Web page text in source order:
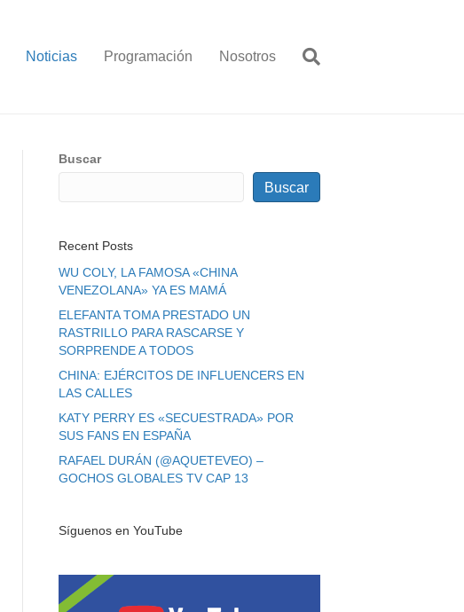
Noticias Programación Nosotros
Buscar
Buscar
Recent Posts
WU COLY, LA FAMOSA «CHINA
VENEZOLANA» YA ES MAMÁ
ELEFANTA TOMA PRESTADO UN
RASTRILLO PARA RASCARSE Y
SORPRENDE A TODOS
CHINA: EJÉRCITOS DE INFLUENCERS EN
LAS CALLES
KATY PERRY ES «SECUESTRADA» POR
SUS FANS EN ESPAÑA
RAFAEL DURÁN (@AQUETEVEO) –
GOCHOS GLOBALES TV CAP 13
Síguenos en YouTube